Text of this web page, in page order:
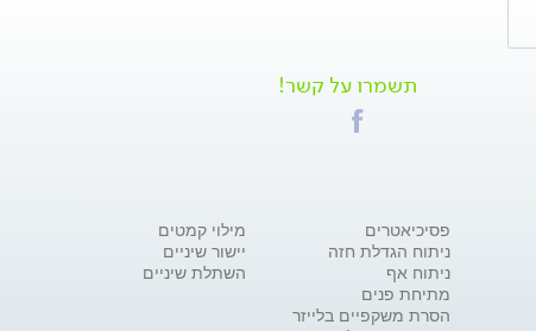
תשמרו על קשר!
פסיכיאטרים
ניתוח הגדלת חזה
ניתוח אף
מתיחת פנים
הסרת משקפיים בלייזר
מילוי קמטים
יישור שיניים
השתלת שיניים